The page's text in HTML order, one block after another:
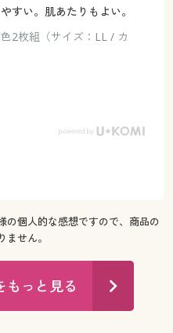
すい。肌あたりもよい。
2枚組（サイズ：LL / カ
個人的な感想ですので、商品の
せん。
もっと見る